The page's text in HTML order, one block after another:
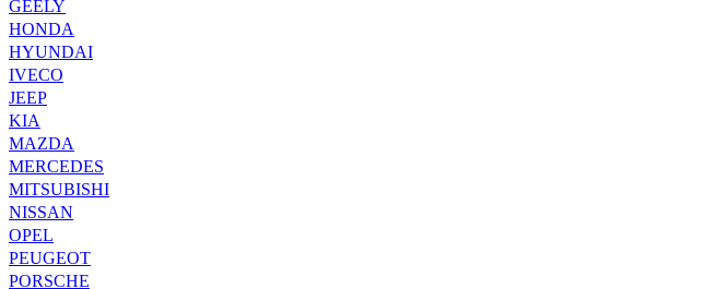
GEELY
HONDA
HYUNDAI
IVECO
JEEP
KIA
MAZDA
MERCEDES
MITSUBISHI
NISSAN
OPEL
PEUGEOT
PORSCHE